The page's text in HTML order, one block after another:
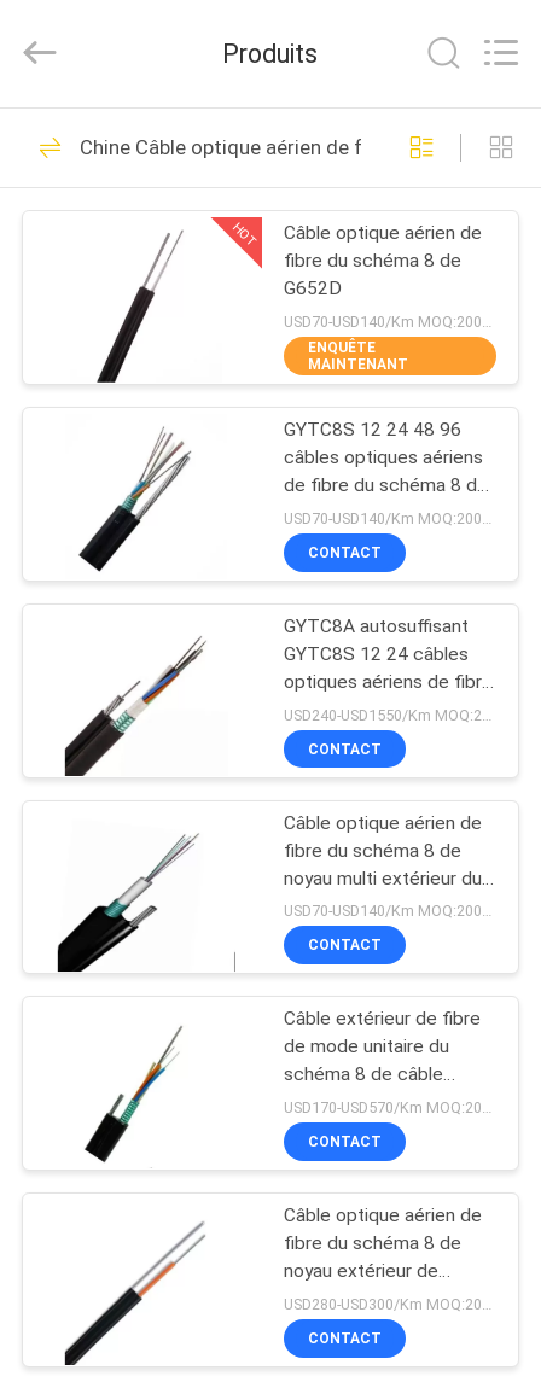
MAISON
PRODUITS
NOUS
D'USINE
CONTRÔLE
QUALITÉ
CONTACTEZ-
NOUS
NOUVELLES
CAS
PRIVACY
Weiruo
Communication
All
Reserved.
Câble optique de
fibre de FOC
36
Câble optique
extérieur de fibre
68
Câble optique
d'intérieur de fibre
câble optique de
fibre d'adss
24
Câble optique aérien
de fibre du schéma
8
15
Produits
Chine Câble optique aérien de fibre du schéma 8
HOT
Câble optique aérien de
fibre du schéma 8 de
G652D
USD70-USD140/Km MOQ:2000 mètres
ENQUÊTE
MAINTENANT
GYTC8S 12 24 48 96
câbles optiques aériens
de fibre du schéma 8 de
communication de noyau
CONTACT
GYTC8A autosuffisant
GYTC8S 12 24 câbles
optiques aériens de fibre
de 96 noyaux
CONTACT
Câble optique aérien de
fibre du schéma 8 de
noyau multi extérieur du
noyau G652d 10 de
GYTC8S
USD70-USD140/Km MOQ:2000 mètres
CONTACT
Câble extérieur de fibre
de mode unitaire du
schéma 8 de câble
optique de fibre de
noyau de GYTC8S 24
USD170-USD570/Km MOQ:2000 mètres
CONTACT
Câble optique aérien de
fibre du schéma 8 de
noyau extérieur de
GYXTC8Y 12
CONTACT